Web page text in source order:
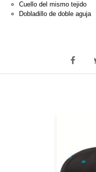
Cuello del mismo tejido
Dobladillo de doble aguja